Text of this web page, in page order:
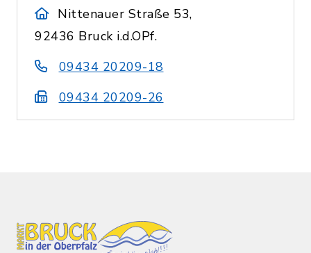
Nittenauer Straße 53,
92436 Bruck i.d.OPf.
09434 20209-18
09434 20209-26